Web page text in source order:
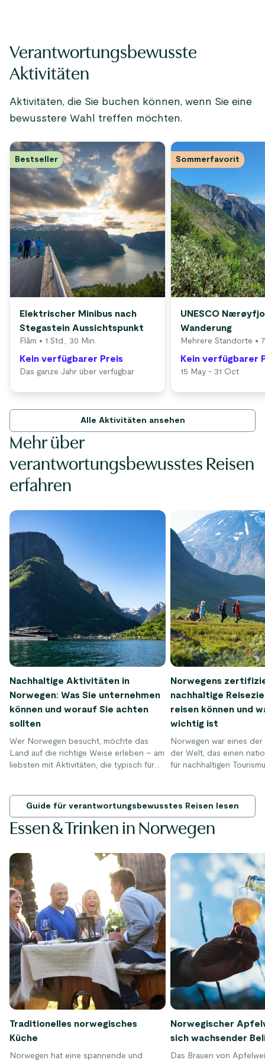
Verantwortungsbewusste
Aktivitäten
Aktivitäten, die Sie buchen können, wenn Sie eine
bewusstere Wahl treffen möchten.
Bestseller
Elektrischer Minibus nach
Stegastein Aussichtspunkt
Flåm • 1 Std., 30 Min.
Kein verfügbarer Preis
Das ganze Jahr über verfügbar
Sommerfavorit
UNESCO
Wanderung
Mehrere Standorte •
Kein verfügbarer
15 May - 31 Oct
Alle Aktivitäten ansehen
Mehr über
verantwortungsbewusstes Reisen
erfahren
Nachhaltige Aktivitäten in
Norwegen: Was Sie unternehmen
können und worauf Sie achten
sollten
Wer Norwegen besucht, möchte das
Land auf die richtige Weise erleben – am
liebsten mit Aktivitäten, die typisch für
unsere Tipps, wie Sie diese mit Rücksicht
auf Landschaft und lokale
Gemeinschaften genießen können.
Norwegens
nachhaltige
reisen können und
wichtig ist
Norwegen war eines
der Welt, das einen
für nachhaltigen
Heute tragen fast 50
ganzen Land das Label
Destination, vom
zu kleinen Fjorddörfern
zum Leben ist auch ein
Besuchen.
Guide für verantwortungsbewusstes Reisen lesen
Essen & Trinken in Norwegen
Traditionelles norwegisches
Küche
Norwegen hat eine spannende und
Norwegischer
sich wachsender
Das Brauen von